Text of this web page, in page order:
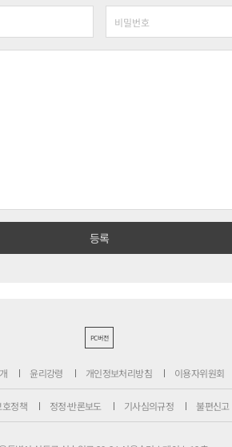
PC버전
윤리강령 개인정보처리방침 이용자위원회
정책 정정·반론보도 기사심의규정 불편신고